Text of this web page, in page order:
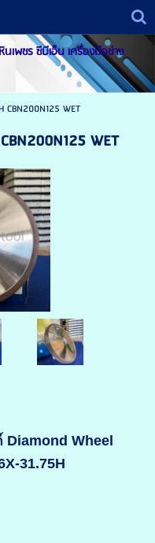
เพชร ซีบีเอ็น เครื่องมือช่าง
CBN200N125 WET
WET
Wheel
31.75H